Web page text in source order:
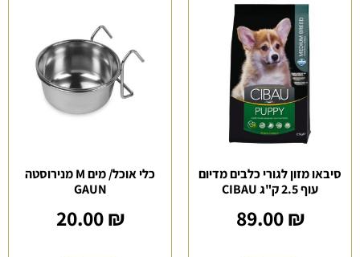
סיבאו מזון לגורי כלבים מדיום
עוף 2.5 ק"ג CIBAU
89.00₪
כלי אוכל/ מים M מנירוסטה
GAUN
20.00₪